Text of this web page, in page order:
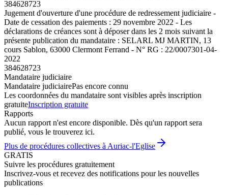
384628723
Jugement d'ouverture d'une procédure de redressement judiciaire -
Date de cessation des paiements : 29 novembre 2022 - Les
déclarations de créances sont à déposer dans les 2 mois suivant la
présente publication du mandataire : SELARL MJ MARTIN, 13
cours Sablon, 63000 Clermont Ferrand - N° RG : 22/0007301-04-
2022
384628723
Mandataire judiciaire
Mandataire judiciairePas encore connu
Les coordonnées du mandataire sont visibles après inscription
gratuiteInscription gratuite
Rapports
Aucun rapport n'est encore disponible. Dès qu'un rapport sera
publié, vous le trouverez ici.
Plus de procédures collectives à Auriac-l'Eglise
GRATIS
Suivre les procédures gratuitement
Inscrivez-vous et recevez des notifications pour les nouvelles
publications